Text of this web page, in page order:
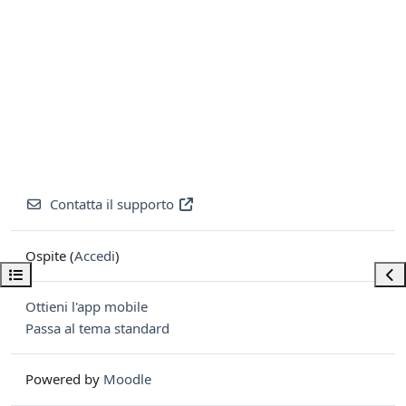
Apri indice del corso
Contatta il supporto
Ospite (Accedi)
Ottieni l'app mobile
Passa al tema standard
Powered by Moodle